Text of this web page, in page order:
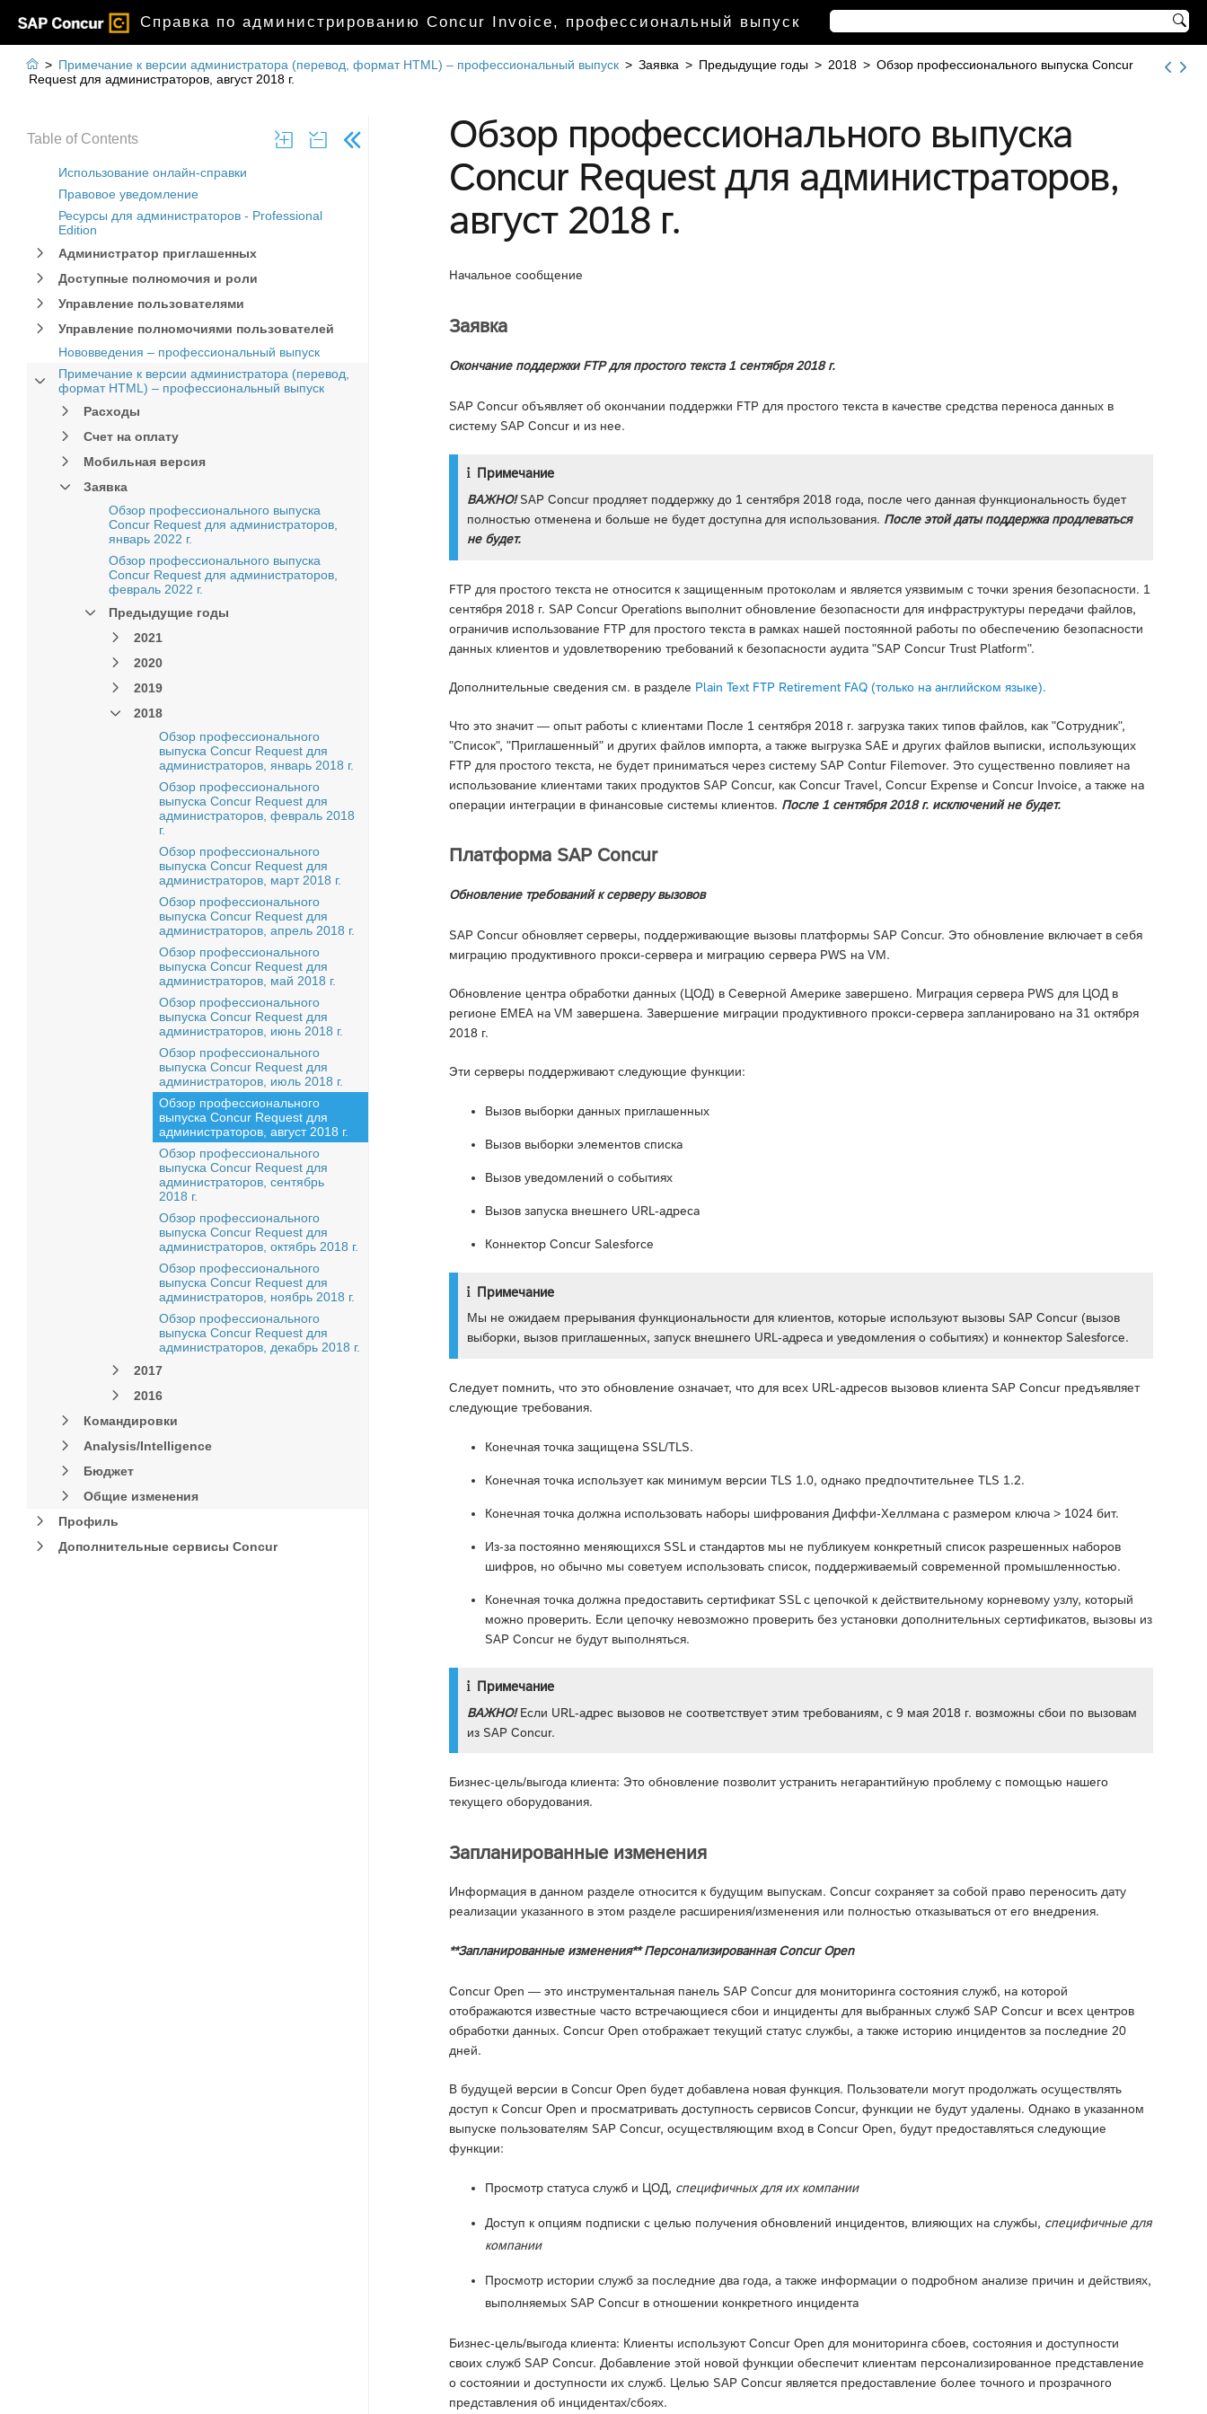
Справка по администрированию Concur Invoice, профессиональный выпуск 
Table of Contents
Использование онлайн-справки
Правовое уведомление
Ресурсы для администраторов - Professional
Edition
Администратор приглашенных
Доступные полномочия и роли
Управление пользователями
Управление полномочиями пользователей
Нововведения – профессиональный выпуск
Примечание к версии администратора (перевод,
формат HTML) – профессиональный выпуск
Расходы
Счет на оплату
Мобильная версия
Заявка
Обзор профессионального выпуска
Concur Request для администраторов,
январь 2022 г.
Обзор профессионального выпуска
Concur Request для администраторов,
февраль 2022 г.
Предыдущие годы
2021
2020
2019
2018
Обзор профессионального
выпуска Concur Request для
администраторов, январь 2018 г.
Обзор профессионального
выпуска Concur Request для
администраторов, февраль 2018
г.
Обзор профессионального
выпуска Concur Request для
администраторов, март 2018 г.
Обзор профессионального
выпуска Concur Request для
администраторов, апрель 2018 г.
Обзор профессионального
выпуска Concur Request для
администраторов, май 2018 г.
Обзор профессионального
выпуска Concur Request для
администраторов, июнь 2018 г.
Обзор профессионального
выпуска Concur Request для
администраторов, июль 2018 г.
Обзор профессионального
выпуска Concur Request для
администраторов, август 2018 г.
Обзор профессионального
выпуска Concur Request для
администраторов, сентябрь
2018 г.
Обзор профессионального
выпуска Concur Request для
администраторов, октябрь 2018 г.
Обзор профессионального
выпуска Concur Request для
администраторов, ноябрь 2018 г.
Обзор профессионального
выпуска Concur Request для
администраторов, декабрь 2018 г.
2017
2016
Командировки
Analysis/Intelligence
Бюджет
Общие изменения
Профиль
Дополнительные сервисы Concur
 > Примечание к версии администратора (перевод, формат HTML) – профессиональный выпуск > Заявка > Предыдущие годы > 2018 > Обзор профессионального выпуска Concur
Request для администраторов, август 2018 г.
Обзор профессионального выпуска
Concur Request для администраторов,
август 2018 г.
Начальное сообщение
Заявка
Окончание поддержки FTP для простого текста 1 сентября 2018 г.
SAP Concur объявляет об окончании поддержки FTP для простого текста в качестве средства переноса данных в
систему SAP Concur и из нее.
Примечание
ВАЖНО!SAP Concur продляет поддержку до 1 сентября 2018 года, после чего данная функциональность будет
полностью отменена и больше не будет доступна для использования. После этой даты поддержка продлеваться
не будет.
FTP для простого текста не относится к защищенным протоколам и является уязвимым с точки зрения безопасности. 1
сентября 2018 г. SAP Concur Operations выполнит обновление безопасности для инфраструктуры передачи файлов,
ограничив использование FTP для простого текста в рамках нашей постоянной работы по обеспечению безопасности
данных клиентов и удовлетворению требований к безопасности аудита "SAP Concur Trust Platform".
Дополнительные сведения см. в разделе Plain Text FTP Retirement FAQ (только на английском языке).
Что это значит — опыт работы с клиентами После 1 сентября 2018 г. загрузка таких типов файлов, как "Сотрудник",
"Список", "Приглашенный" и других файлов импорта, а также выгрузка SAE и других файлов выписки, использующих
FTP для простого текста, не будет приниматься через систему SAP Contur Filemover. Это существенно повлияет на
использование клиентами таких продуктов SAP Concur, как Concur Travel, Concur Expense и Concur Invoice, а также на
операции интеграции в финансовые системы клиентов. После 1 сентября 2018 г. исключений не будет.
Платформа SAP Concur
Обновление требований к серверу вызовов
SAP Concur обновляет серверы, поддерживающие вызовы платформы SAP Concur. Это обновление включает в себя
миграцию продуктивного прокси-сервера и миграцию сервера PWS на VM.
Обновление центра обработки данных (ЦОД) в Северной Америке завершено. Миграция сервера PWS для ЦОД в
регионе EMEA на VM завершена. Завершение миграции продуктивного прокси-сервера запланировано на 31 октября
2018 г.
Эти серверы поддерживают следующие функции:
Вызов выборки данных приглашенных
Вызов выборки элементов списка
Вызов уведомлений о событиях
Вызов запуска внешнего URL-адреса
Коннектор Concur Salesforce
Примечание
Мы не ожидаем прерывания функциональности для клиентов, которые используют вызовы SAP Concur (вызов
выборки, вызов приглашенных, запуск внешнего URL-адреса и уведомления о событиях) и коннектор Salesforce.
Следует помнить, что это обновление означает, что для всех URL-адресов вызовов клиента SAP Concur предъявляет
следующие требования.
Конечная точка защищена SSL/TLS.
Конечная точка использует как минимум версии TLS 1.0, однако предпочтительнее TLS 1.2.
Конечная точка должна использовать наборы шифрования Диффи-Хеллмана с размером ключа > 1024 бит.
Из-за постоянно меняющихся SSL и стандартов мы не публикуем конкретный список разрешенных наборов
шифров, но обычно мы советуем использовать список, поддерживаемый современной промышленностью.
Конечная точка должна предоставить сертификат SSL с цепочкой к действительному корневому узлу, который
можно проверить. Если цепочку невозможно проверить без установки дополнительных сертификатов, вызовы из
SAP Concur не будут выполняться.
Примечание
ВАЖНО!Если URL-адрес вызовов не соответствует этим требованиям, с 9 мая 2018 г. возможны сбои по вызовам
из SAP Concur.
Бизнес-цель/выгода клиента: Это обновление позволит устранить негарантийную проблему с помощью нашего
текущего оборудования.
Запланированные изменения
Информация в данном разделе относится к будущим выпускам. Concur сохраняет за собой право переносить дату
реализации указанного в этом разделе расширения/изменения или полностью отказываться от его внедрения.
**Запланированные изменения** Персонализированная Concur Open
Concur Open — это инструментальная панель SAP Concur для мониторинга состояния служб, на которой
отображаются известные часто встречающиеся сбои и инциденты для выбранных служб SAP Concur и всех центров
обработки данных. Concur Open отображает текущий статус службы, а также историю инцидентов за последние 20
дней.
В будущей версии в Concur Open будет добавлена новая функция. Пользователи могут продолжать осуществлять
доступ к Concur Open и просматривать доступность сервисов Concur, функции не будут удалены. Однако в указанном
выпуске пользователям SAP Concur, осуществляющим вход в Concur Open, будут предоставляться следующие
функции:
Просмотр статуса служб и ЦОД, специфичных для их компании
Доступ к опциям подписки с целью получения обновлений инцидентов, влияющих на службы, специфичные для
компании
Просмотр истории служб за последние два года, а также информации о подробном анализе причин и действиях,
выполняемых SAP Concur в отношении конкретного инцидента
Бизнес-цель/выгода клиента: Клиенты используют Concur Open для мониторинга сбоев, состояния и доступности
своих служб SAP Concur. Добавление этой новой функции обеспечит клиентам персонализированное представление
о состоянии и доступности их служб. Целью SAP Concur является предоставление более точного и прозрачного
представления об инцидентах/сбоях.